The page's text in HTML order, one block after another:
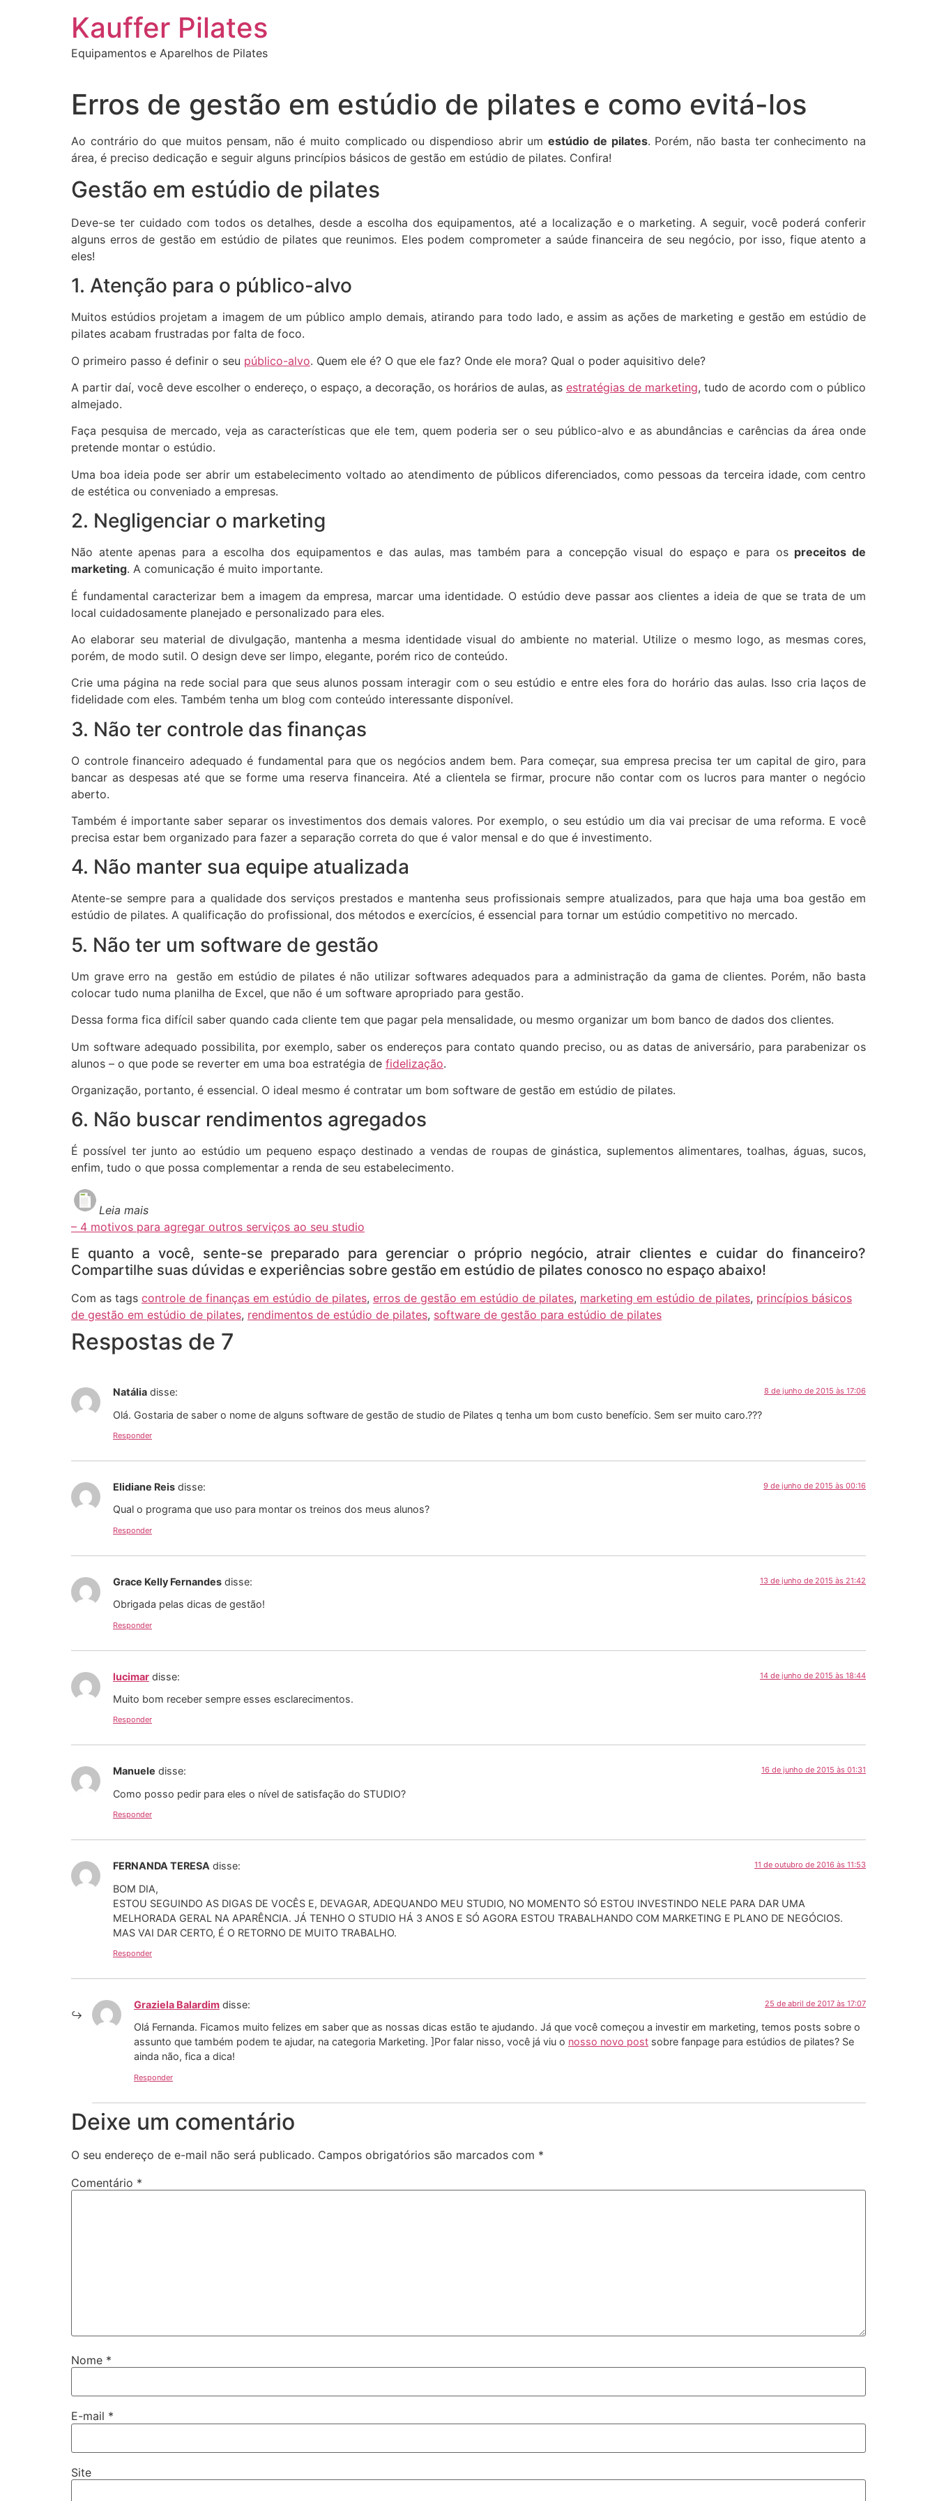
Kauffer Pilates
Equipamentos e Aparelhos de Pilates
Erros de gestão em estúdio de pilates e como evitá-los
Ao contrário do que muitos pensam, não é muito complicado ou dispendioso abrir umestúdio de pilates. Porém, não basta ter conhecimento na
área, é preciso dedicação e seguir alguns princípios básicos de gestão em estúdio de pilates. Confira!
Gestão em estúdio de pilates
Deve-se ter cuidado com todos os detalhes, desde a escolha dos equipamentos, até a localização e o marketing. A seguir, você poderá conferir
alguns erros de gestão em estúdio de pilates que reunimos. Eles podem comprometer a saúde financeira de seu negócio, por isso, fique atento a
eles!
1. Atenção para o público-alvo
Muitos estúdios projetam a imagem de um público amplo demais, atirando para todo lado, e assim as ações de marketing e gestão em estúdio de
pilates acabam frustradas por falta de foco.
O primeiro passo é definir o seu público-alvo. Quem ele é? O que ele faz? Onde ele mora? Qual o poder aquisitivo dele?
A partir daí, você deve escolher o endereço, o espaço, a decoração, os horários de aulas, as estratégias de marketing, tudo de acordo com o público
almejado.
Faça pesquisa de mercado, veja as características que ele tem, quem poderia ser o seu público-alvo e as abundâncias e carências da área onde
pretende montar o estúdio.
Uma boa ideia pode ser abrir um estabelecimento voltado ao atendimento de públicos diferenciados, como pessoas da terceira idade, com centro
de estética ou conveniado a empresas.
2. Negligenciar o marketing
Não atente apenas para a escolha dos equipamentos e das aulas, mas também para a concepção visual do espaço e para os preceitos de
marketing. A comunicação é muito importante.
É fundamental caracterizar bem a imagem da empresa, marcar uma identidade. O estúdio deve passar aos clientes a ideia de que se trata de um
local cuidadosamente planejado e personalizado para eles.
Ao elaborar seu material de divulgação, mantenha a mesma identidade visual do ambiente no material. Utilize o mesmo logo, as mesmas cores,
porém, de modo sutil. O design deve ser limpo, elegante, porém rico de conteúdo.
Crie uma página na rede social para que seus alunos possam interagir com o seu estúdio e entre eles fora do horário das aulas. Isso cria laços de
fidelidade com eles. Também tenha um blog com conteúdo interessante disponível.
3. Não ter controle das finanças
O controle financeiro adequado é fundamental para que os negócios andem bem. Para começar, sua empresa precisa ter um capital de giro, para
bancar as despesas até que se forme uma reserva financeira. Até a clientela se firmar, procure não contar com os lucros para manter o negócio
aberto.
Também é importante saber separar os investimentos dos demais valores. Por exemplo, o seu estúdio um dia vai precisar de uma reforma. E você
precisa estar bem organizado para fazer a separação correta do que é valor mensal e do que é investimento.
4. Não manter sua equipe atualizada
Atente-se sempre para a qualidade dos serviços prestados e mantenha seus profissionais sempre atualizados, para que haja uma boa gestão em
estúdio de pilates. A qualificação do profissional, dos métodos e exercícios, é essencial para tornar um estúdio competitivo no mercado.
5. Não ter um software de gestão
Um grave erro na gestão em estúdio de pilates é não utilizar softwares adequados para a administração da gama de clientes. Porém, não basta
colocar tudo numa planilha de Excel, que não é um software apropriado para gestão.
Dessa forma fica difícil saber quando cada cliente tem que pagar pela mensalidade, ou mesmo organizar um bom banco de dados dos clientes.
Um software adequado possibilita, por exemplo, saber os endereços para contato quando preciso, ou as datas de aniversário, para parabenizar os
alunos – o que pode se reverter em uma boa estratégia de fidelização.
Organização, portanto, é essencial. O ideal mesmo é contratar um bom software de gestão em estúdio de pilates.
6. Não buscar rendimentos agregados
É possível ter junto ao estúdio um pequeno espaço destinado a vendas de roupas de ginástica, suplementos alimentares, toalhas, águas, sucos,
enfim, tudo o que possa complementar a renda de seu estabelecimento.
Leia mais
– 4 motivos para agregar outros serviços ao seu studio
E quanto a você, sente-se preparado para gerenciar o próprio negócio, atrair clientes e cuidar do financeiro?
Compartilhe suas dúvidas e experiências sobre gestão em estúdio de pilates conosco no espaço abaixo!
Com as tags controle de finanças em estúdio de pilates, erros de gestão em estúdio de pilates, marketing em estúdio de pilates, princípios básicos
de gestão em estúdio de pilates, rendimentos de estúdio de pilates, software de gestão para estúdio de pilates
Respostas de 7
Natália disse: 8 de junho de 2015 às 17:06
Olá. Gostaria de saber o nome de alguns software de gestão de studio de Pilates q tenha um bom custo benefício. Sem ser muito caro.???
Responder
Elidiane Reis disse: 9 de junho de 2015 às 00:16
Qual o programa que uso para montar os treinos dos meus alunos?
Responder
Grace Kelly Fernandes disse: 13 de junho de 2015 às 21:42
Obrigada pelas dicas de gestão!
Responder
lucimar disse: 14 de junho de 2015 às 18:44
Muito bom receber sempre esses esclarecimentos.
Responder
Manuele disse: 16 de junho de 2015 às 01:31
Como posso pedir para eles o nível de satisfação do STUDIO?
Responder
FERNANDA TERESA disse: 11 de outubro de 2016 às 11:53
BOM DIA,
ESTOU SEGUINDO AS DIGAS DE VOCÊS E, DEVAGAR, ADEQUANDO MEU STUDIO, NO MOMENTO SÓ ESTOU INVESTINDO NELE PARA DAR UMA
MELHORADA GERAL NA APARÊNCIA. JÁ TENHO O STUDIO HÁ 3 ANOS E SÓ AGORA ESTOU TRABALHANDO COM MARKETING E PLANO DE NEGÓCIOS.
MAS VAI DAR CERTO, É O RETORNO DE MUITO TRABALHO.
Responder
Graziela Balardim disse: 25 de abril de 2017 às 17:07
Olá Fernanda. Ficamos muito felizes em saber que as nossas dicas estão te ajudando. Já que você começou a investir em marketing, temos posts sobre o
assunto que também podem te ajudar, na categoria Marketing. ]Por falar nisso, você já viu o nosso novo post sobre fanpage para estúdios de pilates? Se
ainda não, fica a dica!
Responder
Deixe um comentário
O seu endereço de e-mail não será publicado. Campos obrigatórios são marcados com *
Comentário *
Nome *
E-mail *
Site